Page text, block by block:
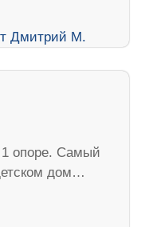
1 опоре. Самый
дом…